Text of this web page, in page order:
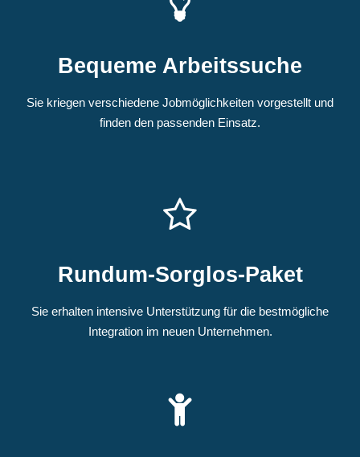
Bequeme Arbeitssuche
Sie kriegen verschiedene Jobmöglichkeiten vorgestellt und
finden den passenden Einsatz.
Rundum-Sorglos-Paket
Sie erhalten intensive Unterstützung für die bestmögliche
Integration im neuen Unternehmen.